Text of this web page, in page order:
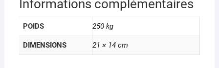
Informations complémentaires
POIDS 250 kg
DIMENSIONS 21 × 14 cm